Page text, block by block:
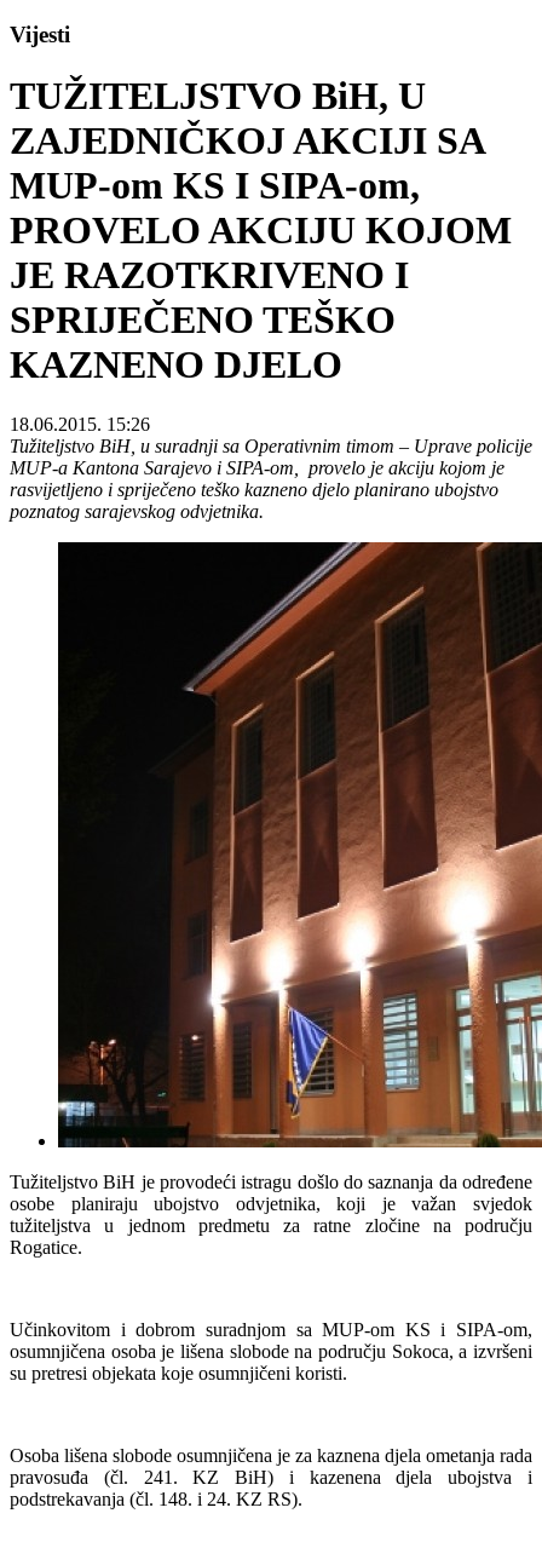
Vijesti
TUŽITELJSTVO BiH, U
ZAJEDNIČKOJ AKCIJI SA
MUP-om KS I SIPA-om,
PROVELO AKCIJU KOJOM
JE RAZOTKRIVENO I
SPRIJEČENO TEŠKO
KAZNENO DJELO
18.06.2015. 15:26
Tužiteljstvo BiH, u suradnji sa Operativnim timom – Uprave policije
MUP-a Kantona Sarajevo i SIPA-om, provelo je akciju kojom je
rasvijetljeno i spriječeno teško kazneno djelo planirano ubojstvo
poznatog sarajevskog odvjetnika.
Tužiteljstvo BiH je provodeći istragu došlo do saznanja da određene
osobe planiraju ubojstvo odvjetnika, koji je važan svjedok
tužiteljstva u jednom predmetu za ratne zločine na području
Rogatice.
Učinkovitom i dobrom suradnjom sa MUP-om KS i SIPA-om,
osumnjičena osoba je lišena slobode na području Sokoca, a izvršeni
su pretresi objekata koje osumnjičeni koristi.
Osoba lišena slobode osumnjičena je za kaznena djela ometanja rada
pravosuđa (čl. 241. KZ BiH) i kazenena djela ubojstva i
podstrekavanja (čl. 148. i 24. KZ RS).